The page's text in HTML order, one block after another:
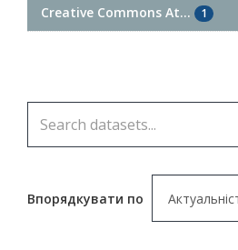
Creative Commons At... 1
Впорядкувати по